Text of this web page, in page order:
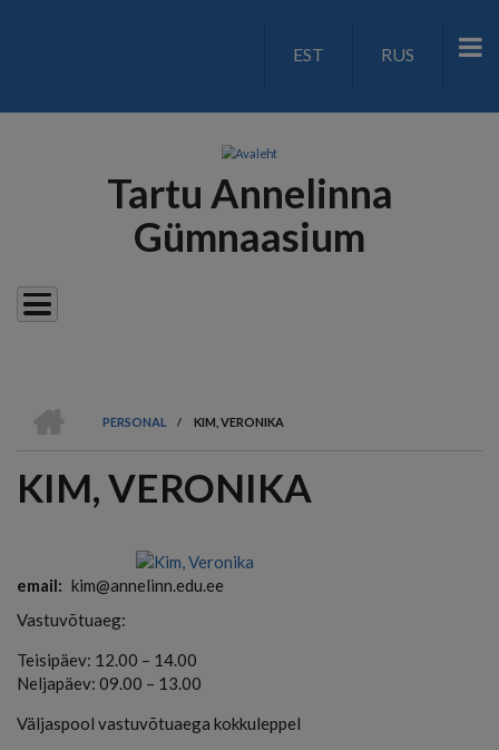
LANGUAGE
EST RUS
Tartu Annelinna
Gümnaasium
LEIVAPURU
PERSONAL
/ KIM, VERONIKA
KIM, VERONIKA
email
kim@annelinn.edu.ee
Vastuvõtuaeg:
Teisipäev: 12.00 – 14.00
Neljapäev: 09.00 – 13.00
Väljaspool vastuvõtuaega kokkuleppel